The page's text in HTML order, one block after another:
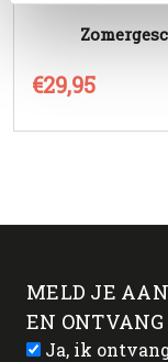
€29,95
MELD JE
EN ONTVANG
Ja, ik